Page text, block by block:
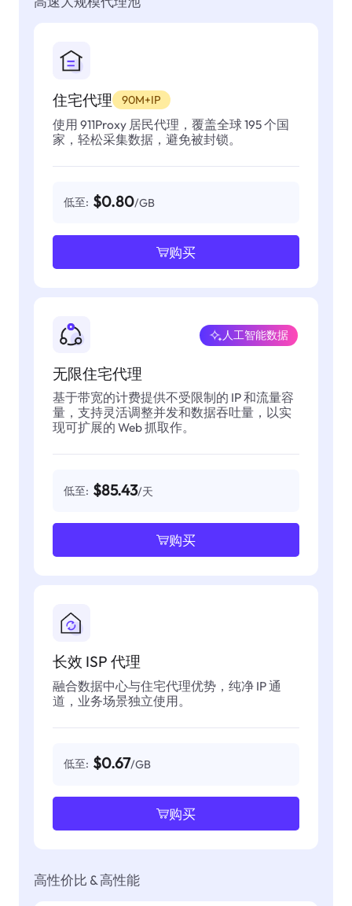
住宅代理 90M+IP
使用 911Proxy 居民代理，覆盖全球 195 个国
家，轻松采集数据，避免被封锁。
低至: $0.80/GB
购买
无限住宅代理
人工智能数据
基于带宽的计费提供不受限制的 IP 和流量容
量，支持灵活调整并发和数据吞吐量，以实
现可扩展的 Web 抓取作。
低至: $85.43/天
购买
长效 ISP 代理
融合数据中心与住宅代理优势，纯净 IP 通
道，业务场景独立使用。
低至: $0.67/GB
购买
高性价比 & 高性能